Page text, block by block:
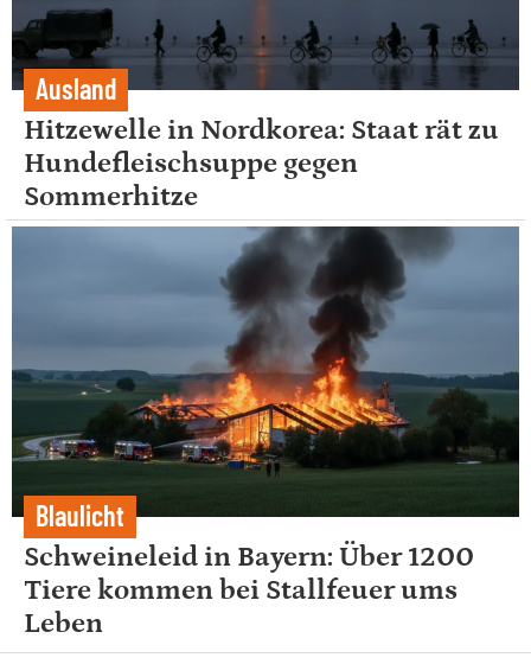
Ausland
Hitzewelle in Nordkorea: Staat rät zu
Hundefleischsuppe gegen
Sommerhitze
Blaulicht
Schweineleid in Bayern: Über 1200
Tiere kommen bei Stallfeuer ums
Leben